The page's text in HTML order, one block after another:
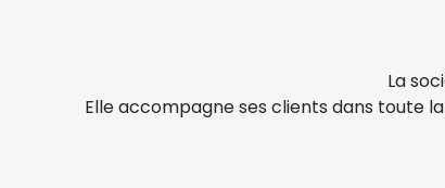
La
Elle accompagne ses clients dans toute